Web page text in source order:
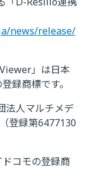
news/release/
」は日本
録商標です。
法人マルチメデ
登録第6477130
コモの登録商